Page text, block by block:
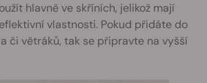
hlavně ve skříních, jelikož mají
vlastnosti. Pokud přidáte do
či větráků, tak se připravte na vyšší